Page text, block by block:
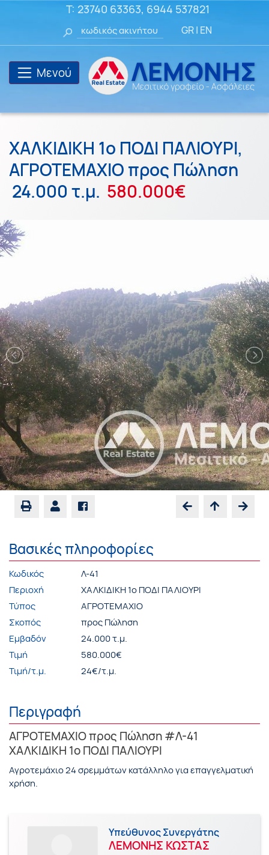
T: 23740 63363, 6944 537821
GR| EN
Μενού
ΧΑΛΚΙΔΙΚΗ 1ο ΠΟΔΙ ΠΑΛΙΟΥΡΙ,
ΑΓΡΟΤΕΜΑΧΙΟ προς Πώληση
24.000 τ.μ. 580.000€
Βασικές πληροφορίες
Κωδικός
Λ-41
Περιοχή
ΧΑΛΚΙΔΙΚΗ 1ο ΠΟΔΙ ΠΑΛΙΟΥΡΙ
Τύπος
ΑΓΡΟΤΕΜΑΧΙΟ
Σκοπός
προς Πώληση
Εμβαδόν
24.000 τ.μ.
Τιμή
580.000€
Τιμή/τ.μ.
24€/τ.μ.
Περιγραφή
ΑΓΡΟΤΕΜΑΧΙΟ προς Πώληση #Λ-41
ΧΑΛΚΙΔΙΚΗ 1ο ΠΟΔΙ ΠΑΛΙΟΥΡΙ
Αγροτεμάχιο 24 σρεμμάτων κατάλληλο για επαγγελματική
χρήση.
Υπεύθυνος Συνεργάτης
ΛΕΜΟΝΗΣ ΚΩΣΤΑΣ